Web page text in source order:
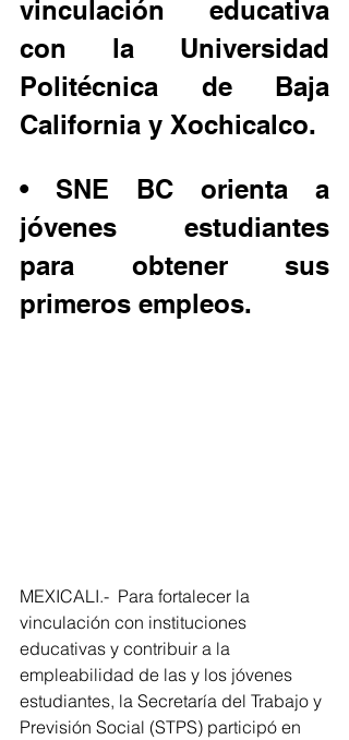
vinculación educativa
con la Universidad
Politécnica de Baja
California y Xochicalco.
• SNE BC orienta a
jóvenes estudiantes
para obtener sus
primeros empleos.
MEXICALI.-  Para fortalecer la
vinculación con instituciones
educativas y contribuir a la
empleabilidad de las y los jóvenes
estudiantes, la Secretaría del Trabajo y
Previsión Social (STPS) participó en